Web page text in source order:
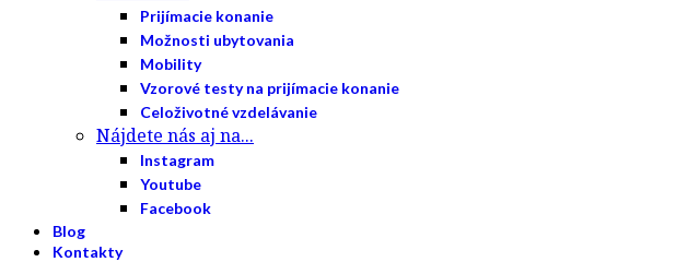
Prijímacie konanie
Možnosti ubytovania
Mobility
Vzorové testy na prijímacie konanie
Celoživotné vzdelávanie
Nájdete nás aj na...
Instagram
Youtube
Facebook
Blog
Kontakty